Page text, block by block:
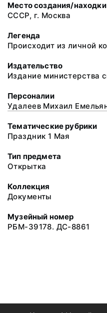
Место создания/находки
СССР, г. Москва
Легенда
Происходит из личной
Издательство
Издание министерства
Персоналии
Удалеев Михаил
Тематические рубрики
Праздник 1 Мая
Тип предмета
Открытка
Коллекция
Документы
Музейный номер
РБМ-39178. ДС-8861